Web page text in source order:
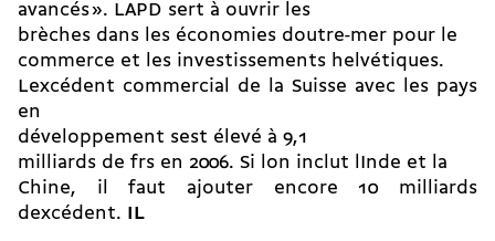
avancés ». LAPD sert à ouvrir les
brèches dans les économies doutre-mer pour le
commerce et les investissements helvétiques.
Lexcédent commercial de la Suisse avec les pays
en
développement sest élevé à 9,1
milliards de frs en 2006. Si lon inclut lInde et la
Chine, il faut ajouter encore 10 milliards
dexcédent.
IL